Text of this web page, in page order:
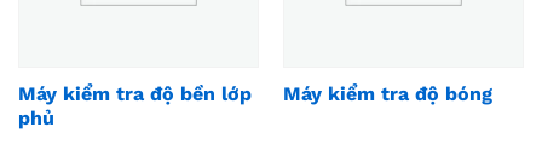
Máy kiểm tra độ bền lớp
phủ
Máy kiểm tra độ bóng